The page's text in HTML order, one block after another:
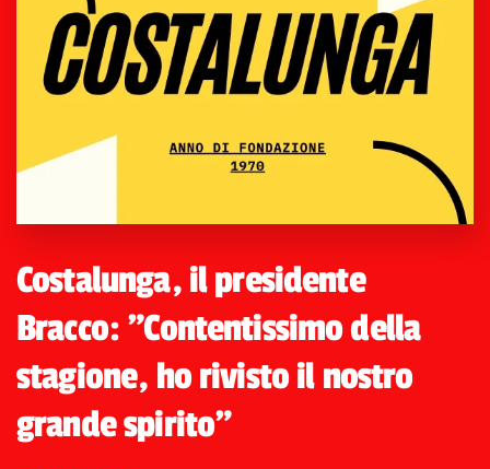
Costalunga, il presidente
Bracco: "Contentissimo della
stagione, ho rivisto il nostro
grande spirito"